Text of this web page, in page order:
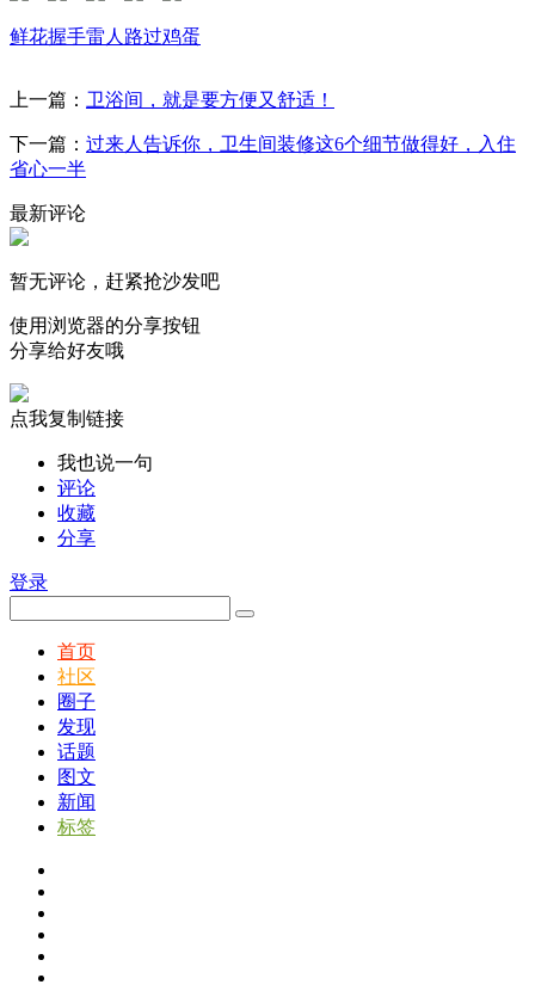
鲜花握手雷人 路过鸡蛋
上一篇： 卫浴间，就是要方便又舒适！
下一篇： 过来人告诉你，卫生间装修这6个细节做得好，入住
省心一半
最新评论
暂无评论，赶紧抢沙发吧
使用浏览器的分享按钮
分享给好友哦
点我复制链接
我也说一句
评论
收藏
分享
登录
首页
社区
圈子
发现
话题
图文
新闻
标签